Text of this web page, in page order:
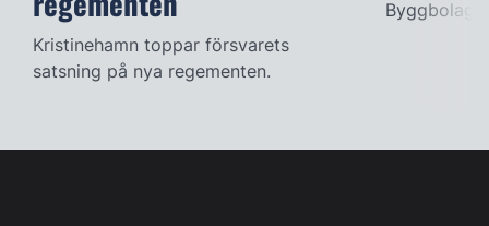
Kristinehamn toppar försvarets
satsning på nya regementen.
Byggbolag